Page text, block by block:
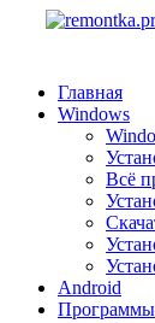
Главная
Windows
Всё
Android
Программы